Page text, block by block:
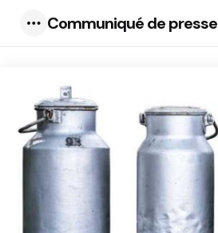
Communiqué de presse